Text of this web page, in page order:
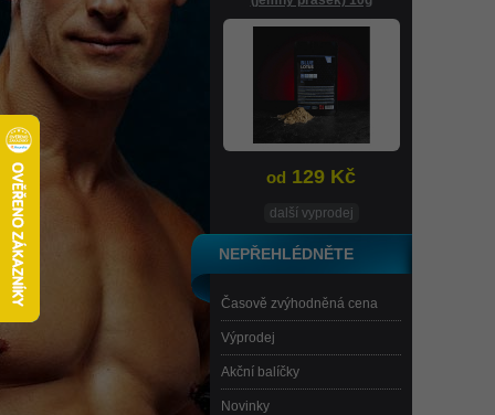
od 129 Kč
další vyprodej
NEPŘEHLÉDNĚTE
Časově zvýhodněná cena
Výprodej
Akční balíčky
Novinky